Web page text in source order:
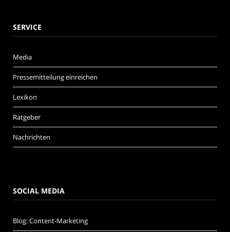
SERVICE
Media
Pressemitteilung einreichen
Lexikon
Ratgeber
Nachrichten
SOCIAL MEDIA
Blog: Content-Marketing